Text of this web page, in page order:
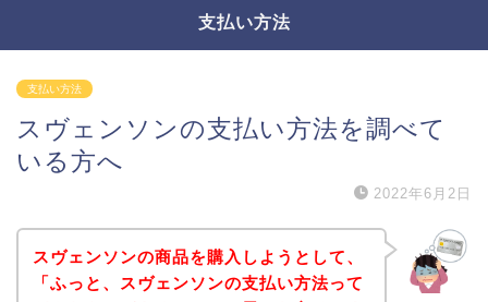
支払い方法
支払い方法
スヴェンソンの支払い方法を調べて
いる方へ
2022年6月2日
スヴェンソンの商品を購入しようとして、
「ふっと、スヴェンソンの支払い方法って